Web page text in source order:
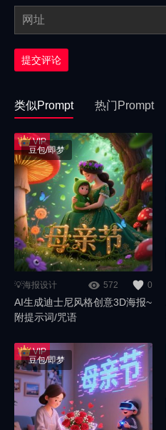
提交评论
类似Prompt 热门Prompt
💡海报设计 572 0
AI生成迪士尼风格创意3D海报~
附提示词/咒语
豆包/即梦
豆包/即梦